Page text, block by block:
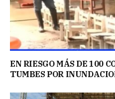
EN RIESGO MÁS DE 100
TUMBES POR